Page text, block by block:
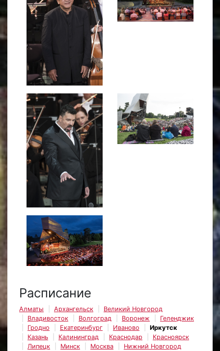
Расписание
Алматы Архангельск
Великий Новгород
Владивосток
Волгоград Воронеж
Геленджик
Гродно
Екатеринбург Иваново
Иркутск
Казань
Калининград Краснодар
Красноярск
Липецк
Минск Москва
Нижний Новгород